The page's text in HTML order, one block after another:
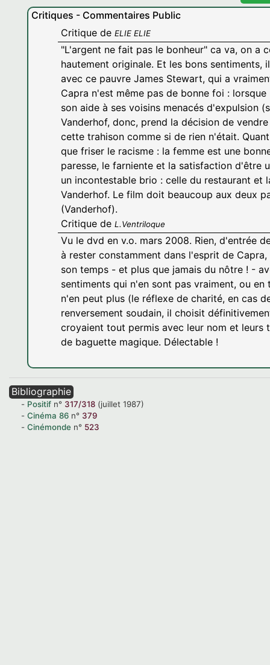
Critiques - Commentaires Public
Critique de ELIE ELIE
"L'argent ne fait pas le bonheur" ca va, on a
hautement originale. Et les bons
avec ce pauvre James Stewart, qui a
Capra n'est même pas de bonne foi :
son aide à ses voisins menacés d'expulsion
Vanderhof, donc, prend la décision de
cette trahison comme si de rien n'était.
que friser le racisme : la femme est une
paresse, le farniente et la satisfaction d'être
un incontestable brio : celle du restaurant
Vanderhof. Le film doit beaucoup aux deux
(Vanderhof).
Critique de L.Ventriloque
Vu le dvd en v.o. mars 2008. Rien, d'entrée
à rester constamment dans l'esprit de
son temps - et plus que jamais du nôtre ! -
sentiments qui n'en sont pas vraiment, ou
n'en peut plus (le réflexe de charité, en cas
renversement soudain, il choisit
croyaient tout permis avec leur nom et
de baguette magique. Délectable !
Bibliographie
Positif n° 317/318 (juillet 1987)
Cinéma 86 n° 379
Cinémonde n° 523